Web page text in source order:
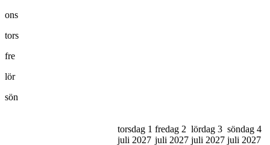
ons
tors
fre
lör
sön
torsdag 1
juli 2027
fredag 2
juli 2027
lördag 3
juli 2027
söndag 4
juli 2027